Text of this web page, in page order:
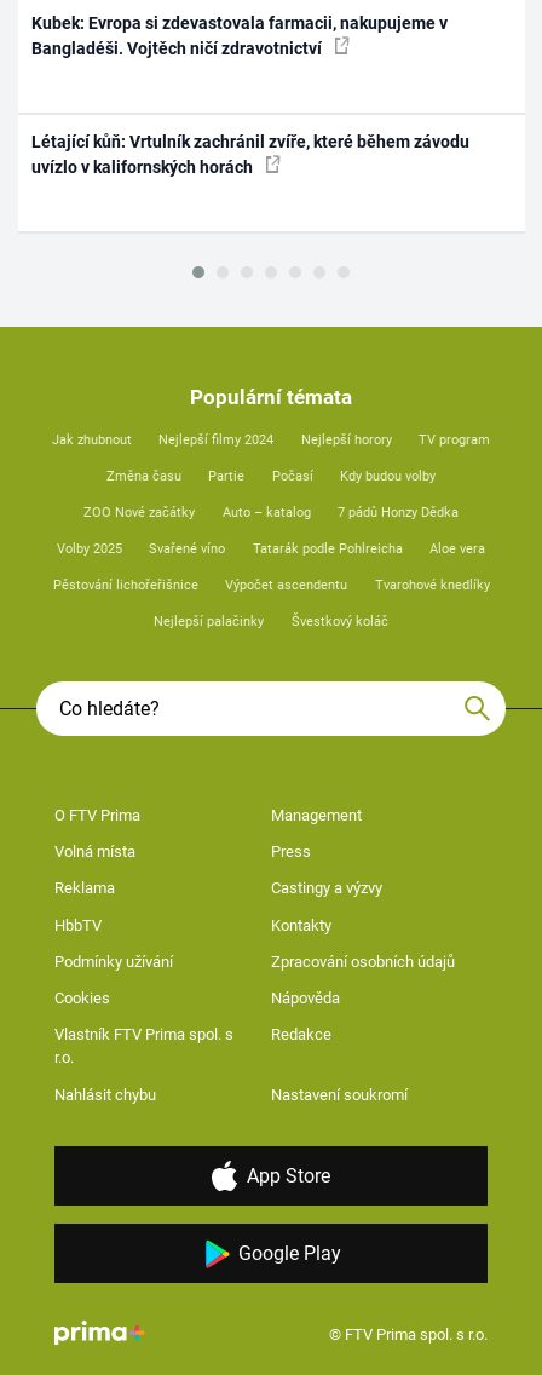
Kubek: Evropa si zdevastovala farmacii, nakupujeme v
Bangladéši. Vojtěch ničí zdravotnictví
Létající kůň: Vrtulník zachránil zvíře, které během závodu
uvízlo v kalifornských horách
Populární témata
Jak zhubnout Nejlepší filmy 2024 Nejlepší horory TV program
Změna času Partie Počasí Kdy budou volby
ZOO Nové začátky Auto – katalog 7 pádů Honzy Dědka
Volby 2025 Svařené víno Tatarák podle Pohlreicha Aloe vera
Pěstování lichořeřišnice Výpočet ascendentu Tvarohové knedlíky
Nejlepší palačinky Švestkový koláč
O FTV Prima Management
Volná místa Press
Reklama Castingy a výzvy
HbbTV Kontakty
Podmínky užívání Zpracování osobních údajů
Cookies Nápověda
Vlastník FTV Prima spol. s
r.o.
Redakce
Nahlásit chybu Nastavení soukromí
App Store
Google Play
© FTV Prima spol. s r.o.